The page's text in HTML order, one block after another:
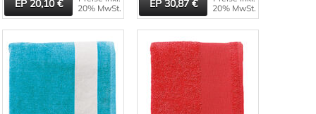
20,10
20% MwSt.
30,87
20% MwSt.